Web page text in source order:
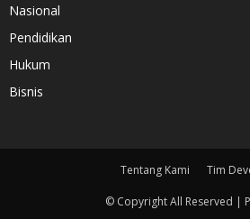
Nasional
Pendidikan
Hukum
Bisnis
Tentang Kami Tim
© Copyright All Reserved |